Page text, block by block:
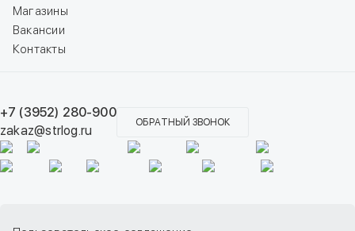
Магазины
Вакансии
Контакты
+7 (3952) 280-900
zakaz@strlog.ru
ОБРАТНЫЙ ЗВОНОК